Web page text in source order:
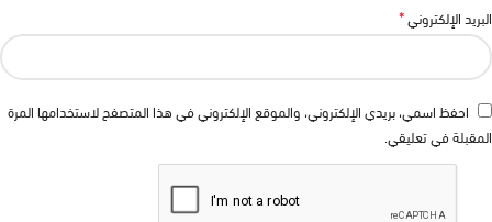
البريد الإلكتروني*
احفظ اسمي، بريدي الإلكتروني، والموقع الإلكتروني في هذا المتصفح لاستخدامها المرة
المقبلة في تعليقي.